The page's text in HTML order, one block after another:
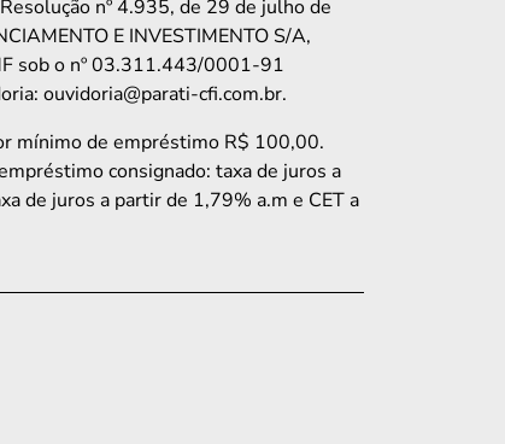
nº 4.935, de 29 de julho de
E INVESTIMENTO S/A,
sob o nº 03.311.443/0001-91
ouvidoria@parati-cfi.com.br.
mínimo de empréstimo R$ 100,00.
consignado: taxa de juros a
de juros a partir de 1,79% a.m e CET a